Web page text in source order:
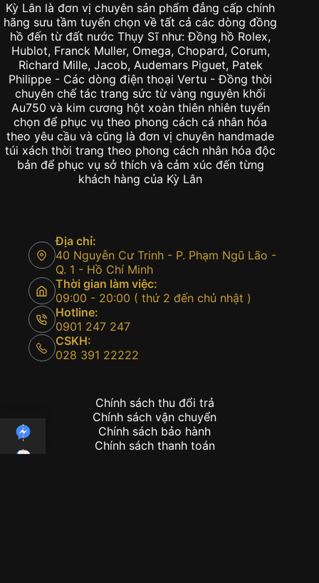
Kỳ Lân là đơn vị chuyên sản phẩm đẳng cấp chính
hãng sưu tầm tuyển chọn về tất cả các dòng đồng
hồ đến từ đất nước Thụy Sĩ như: Đồng hồ Rolex,
Hublot, Franck Muller, Omega, Chopard, Corum,
Richard Mille, Jacob, Audemars Piguet, Patek
Philippe - Các dòng điện thoại Vertu - Đồng thời
chuyên chế tác trang sức từ vàng nguyên khối
Au750 và kim cương hột xoàn thiên nhiên tuyển
chọn để phục vụ theo phong cách cá nhân hóa
theo yêu cầu và cũng là đơn vị chuyên handmade
túi xách thời trang theo phong cách nhân hóa độc
bản để phục vụ sở thích và cảm xúc đến từng
khách hàng của Kỳ Lân
Địa chỉ:
40 Nguyễn Cư Trinh - P. Phạm Ngũ Lão -
Q. 1 - Hồ Chí Minh
Thời gian làm việc:
09:00 - 20:00 ( thứ 2 đến chủ nhật )
Hotline:
0901 247 247
CSKH:
028 391 22222
Chính sách thu đổi trả
Chính sách vận chuyển
Chính sách bảo hành
Chính sách thanh toán